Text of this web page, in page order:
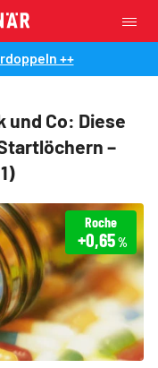
++
und Co: Diese
–
Roche
+0,65%